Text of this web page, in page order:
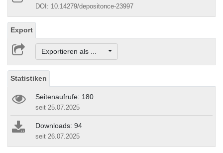
DOI: 10.14279/depositonce-23997
Export
Exportieren als ...
Statistiken
Seitenaufrufe: 180
seit 25.07.2025
Downloads: 94
seit 26.07.2025